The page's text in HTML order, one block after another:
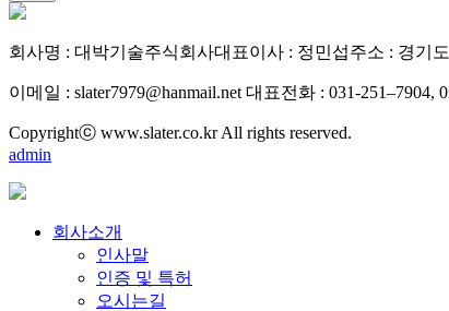
회사명 : 대박기술주식회사대표이사 : 정민섭주소 : 경기
이메일 : slater7979@hanmail.net 대표전화 : 031-251–7904,
Copyrightⓒ www.slater.co.kr All rights reserved.
admin
회사소개
인사말
인증 및 특허
오시는길